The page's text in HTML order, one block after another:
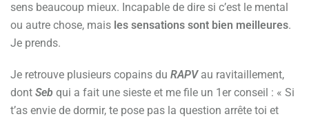
sens beaucoup mieux. Incapable de dire si c’est le mental
ou autre chose, mais les sensations sont bien meilleures.
Je prends.
Je retrouve plusieurs copains du RAPVau ravitaillement,
dont Seb qui a fait une sieste et me file un 1er conseil : « Si
t’as envie de dormir, te pose pas la question arrête toi et